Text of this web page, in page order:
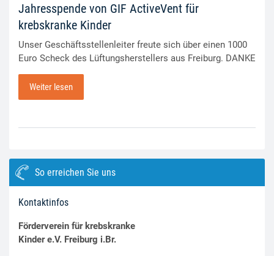
Jahresspende von GIF ActiveVent für
krebskranke Kinder
Unser Geschäftsstellenleiter freute sich über einen 1000
Euro Scheck des Lüftungsherstellers aus Freiburg. DANKE
Weiter lesen
So erreichen Sie uns
Kontaktinfos
Förderverein für krebskranke
Kinder e.V. Freiburg i.Br.